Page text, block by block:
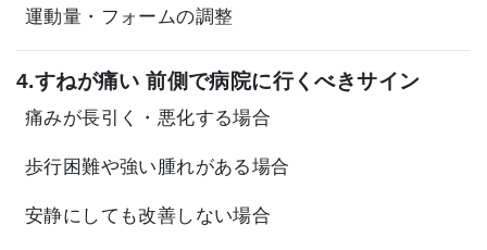
運動量・フォームの調整
4.すねが痛い 前側で病院に行くべきサイン
痛みが長引く・悪化する場合
歩行困難や強い腫れがある場合
安静にしても改善しない場合